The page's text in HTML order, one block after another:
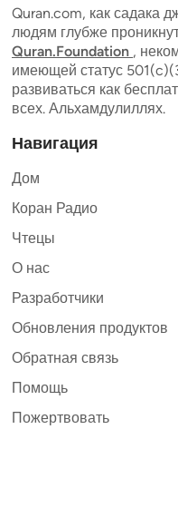
Quran.com, как садака
людям глубже
Quran.Foundation ,
имеющей статус
развиваться как
всех. Альхамдулиллях.
Навигация
Дом
Коран Радио
Чтецы
О нас
Разработчики
Обновления продуктов
Обратная связь
Помощь
Пожертвовать